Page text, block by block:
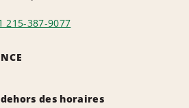
215-387-9077
des horaires